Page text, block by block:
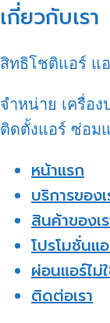
เกี่ยวกับเรา
สิทธิโชติแอร์ แ
จำหน่าย เครื่อ
ติดตั้งแอร์ ซ่อม
หน้าแรก
บริการของเ
สินค้าของเ
โปรโมชั่นแ
ผ่อนแอร์ไม่
ติดต่อเรา